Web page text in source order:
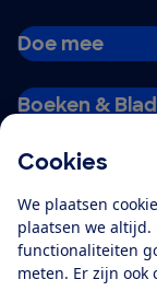
Cookies
We plaatsen
plaatsen we altijd.
functionaliteiten
meten. Er zijn ook
Doe mee
Boeken &